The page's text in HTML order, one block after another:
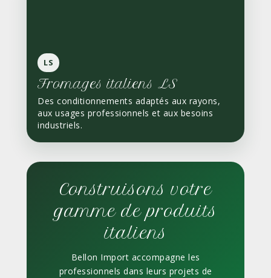
LS
Fromages italiens LS
Des conditionnements adaptés aux rayons,
aux usages professionnels et aux besoins
industriels.
Construisons votre
gamme de produits
italiens
Bellon Import accompagne les
professionnels dans leurs projets de